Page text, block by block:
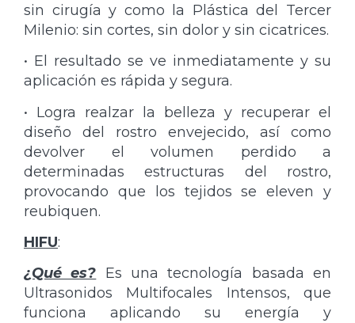
sin cirugía y como la Plástica del Tercer
Milenio: sin cortes, sin dolor y sin cicatrices.
• El resultado se ve inmediatamente y su
aplicación es rápida y segura.
• Logra realzar la belleza y recuperar el
diseño del rostro envejecido, así como
devolver el volumen perdido a
determinadas estructuras del rostro,
provocando que los tejidos se eleven y
reubiquen.
HIFU:
¿Qué es? Es una tecnología basada en
Ultrasonidos Multifocales Intensos, que
funciona aplicando su energía y